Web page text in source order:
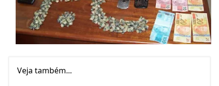
Veja também...